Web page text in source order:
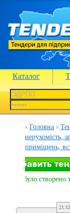
Каталог
Головна
нерухомість,
приміщень,
Вами було створено